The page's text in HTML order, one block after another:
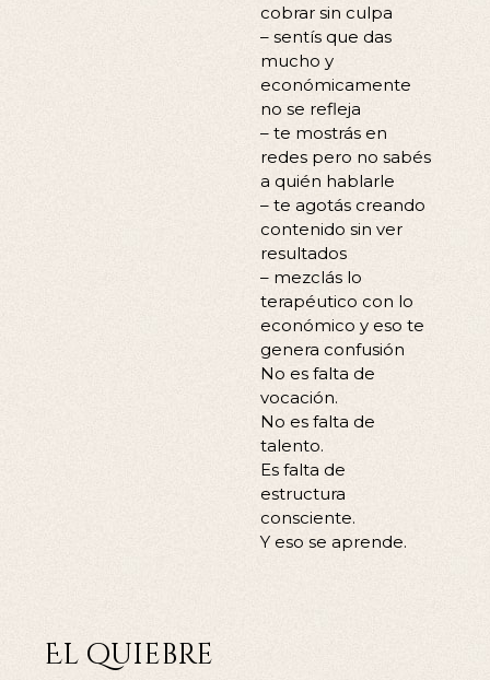
cobrar sin culpa
– sentís que das
mucho y
económicamente
no se refleja
– te mostrás en
redes pero no sabés
a quién hablarle
– te agotás creando
contenido sin ver
resultados
– mezclás lo
terapéutico con lo
económico y eso te
genera confusión
No es falta de
vocación.
No es falta de
talento.
Es falta de
estructura
consciente.
Y eso se aprende.
El quiebre